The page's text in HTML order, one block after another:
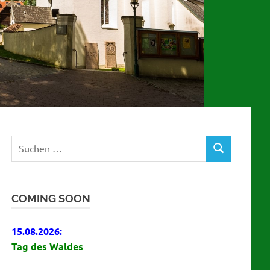
Suchen
SUCHEN
COMING SOON
15.08.2026:
Tag des Waldes